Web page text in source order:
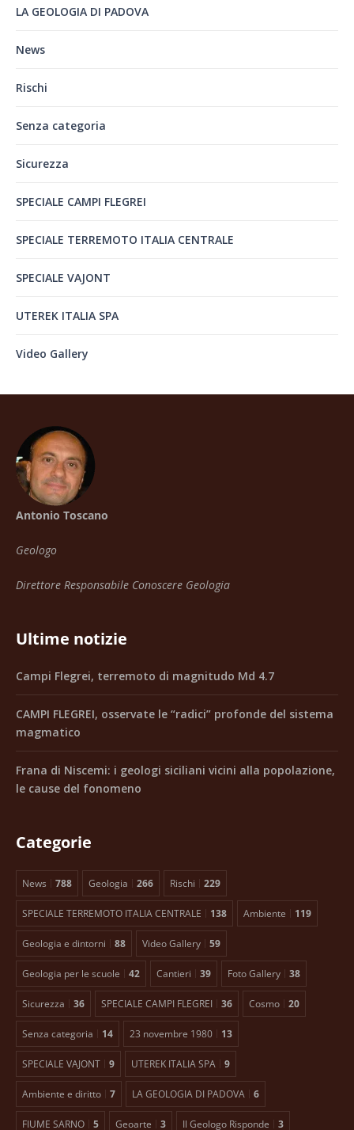
LA GEOLOGIA DI PADOVA
News
Rischi
Senza categoria
Sicurezza
SPECIALE CAMPI FLEGREI
SPECIALE TERREMOTO ITALIA CENTRALE
SPECIALE VAJONT
UTEREK ITALIA SPA
Video Gallery
Antonio Toscano
Geologo
Direttore Responsabile Conoscere Geologia
Ultime notizie
Campi Flegrei, terremoto di magnitudo Md 4.7
CAMPI FLEGREI, osservate le “radici” profonde del sistema
magmatico
Frana di Niscemi: i geologi siciliani vicini alla popolazione,
le cause del fonomeno
Categorie
News 788 Geologia 266 Rischi 229
SPECIALE TERREMOTO ITALIA CENTRALE 138 Ambiente 119
Geologia e dintorni 88 Video Gallery 59
Geologia per le scuole 42 Cantieri 39 Foto Gallery 38
Sicurezza 36 SPECIALE CAMPI FLEGREI 36 Cosmo 20
Senza categoria 14 23 novembre 1980 13
SPECIALE VAJONT 9 UTEREK ITALIA SPA 9
Ambiente e diritto 7 LA GEOLOGIA DI PADOVA 6
FIUME SARNO 5 Geoarte 3 Il Geologo Risponde 3